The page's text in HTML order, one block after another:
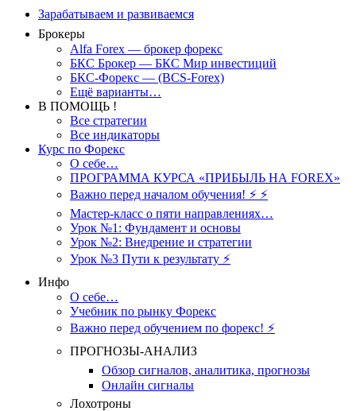
Зарабатываем и развиваемся
Брокеры
Alfa Forex — брокер форекс
БКС Брокер — БКС Мир инвестиций
БКС-Форекс — (BCS-Forex)
Ещё варианты…
В ПОМОЩЬ !
Все стратегии
Все индикаторы
Курс по Форекс
О себе…
ПРОГРАММА КУРСА «ПРИБЫЛЬ НА FOREX»
Важно перед началом обучения! ⚡ ⚡
Мастер-класс о пяти направлениях…
Урок №1: Фундамент и основы
Урок №2: Внедрение и стратегии
Урок №3 Пути к результату ⚡️
Инфо
О себе…
Учебник по рынку Форекс
Важно перед обучением по форекс! ⚡
ПРОГНОЗЫ-АНАЛИЗ
Обзор сигналов, аналитика, прогнозы
Онлайн сигналы
Лохотроны